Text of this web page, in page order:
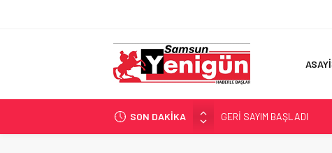
SON DAKİKA
GERİ SAYIM BAŞLADI
SAMSUNSPOR’DA HEDEF